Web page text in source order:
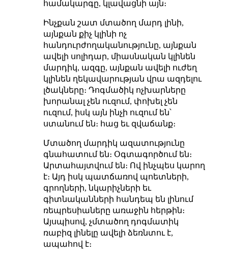
համակարգը, կլավացնի այն։
Ինչքան շատ մտածող մարդ լինի,
այնքան քիչ կլինի ոչ
հանդուրժողականությունը, այնքան
ավելի սոլիդար, միասնական կլինեն
մարդիկ, ազգը, այնքան ավելի ուժեղ
կլինեն ղեկավարության վրա ազդելու
լծակները։ Դոգմածիկ ոչխարները
խորանալ չեն ուզում, փոխել չեն
ուզում, իսկ այն ինչի ուզում են՝
ստանում են։ հաց եւ զվաճանք։
Մտածող մարդիկ ազատությունը
գնահատում են։ Օգտագործում են։
Արտահայտվում են։ Ով ինչպես կարող
է։ Այդ իսկ պատճառով պոետների,
գրողների, նկարիչների եւ
գիտնականների հանդեպ են լինում
ռեպրեսիաները առաջին հերթին։
Այսպիսով, չմտածող դոգմատիկ
ռաբիզ լինելը ավելի ձեռնտու է,
ապահով է։